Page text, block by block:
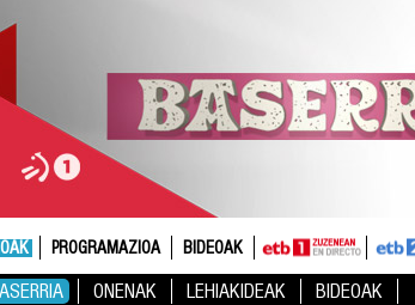
PROGRAMAZIOA BIDEOAK
ONENAK LEHIAKIDEAK BIDEOAK